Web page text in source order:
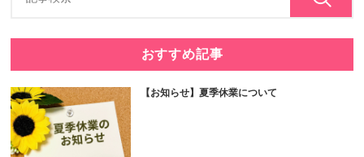
おすすめ記事
【お知らせ】夏季休業について